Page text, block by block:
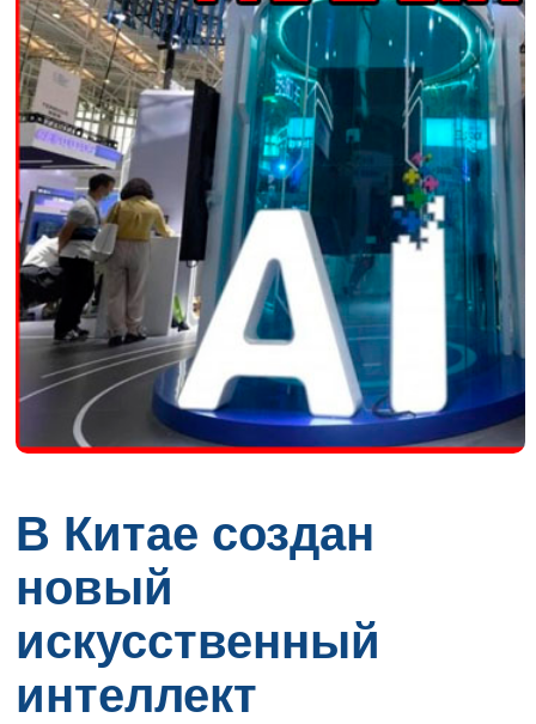
В Китае создан
новый
искусственный
интеллект